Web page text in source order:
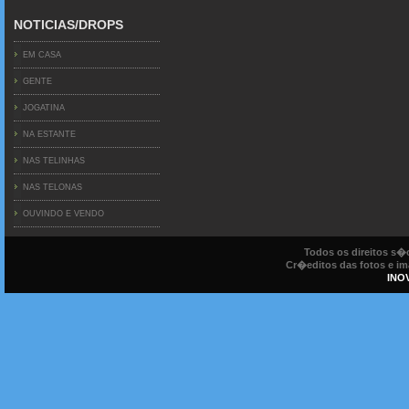
NOTICIAS/DROPS
EM CASA
GENTE
JOGATINA
NA ESTANTE
NAS TELINHAS
NAS TELONAS
OUVINDO E VENDO
Todos os direitos
Cr�editos das fotos e